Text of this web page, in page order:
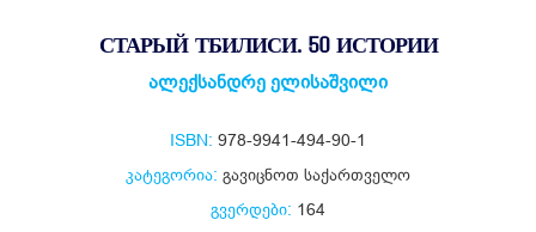
СТАРЫЙ ТБИЛИСИ. 50 ИСТОРИИ
ალექსანდრე ელისაშვილი
ISBN: 978-9941-494-90-1
კატეგორია: გავიცნოთ საქართველო
გვერდები: 164